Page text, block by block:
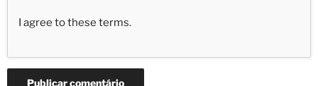
I agree to these terms.